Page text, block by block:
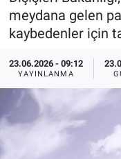
meydana gelen
kaybedenler için
23.06.2026 - 09:12
YAYINLANMA
Özel Haberler
Yazarlar
Dünya
Medya
Kadın
Haber Arşivi